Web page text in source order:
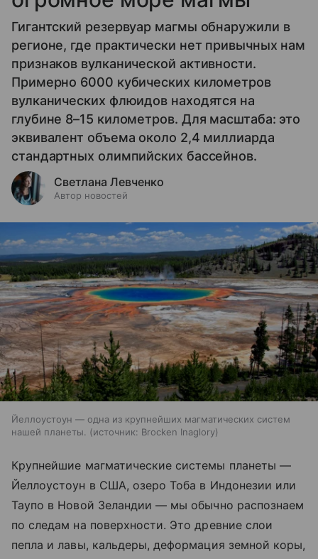
Гигантский резервуар магмы обнаружили в
регионе, где практически нет привычных нам
признаков вулканической активности.
Примерно 6000 кубических километров
вулканических флюидов находятся на
глубине 8–15 километров. Для масштаба: это
эквивалент объема около 2,4 миллиарда
стандартных олимпийских бассейнов.
Светлана Левченко
Автор новостей
Йеллоустоун — одна из крупнейших магматических систем
нашей планеты.
источник: Brocken Inaglory
Крупнейшие магматические системы планеты —
Йеллоустоун в США, озеро Тоба в Индонезии или
Таупо в Новой Зеландии — мы обычно распознаем
по следам на поверхности. Это древние слои
пепла и лавы, кальдеры, деформация земной коры,